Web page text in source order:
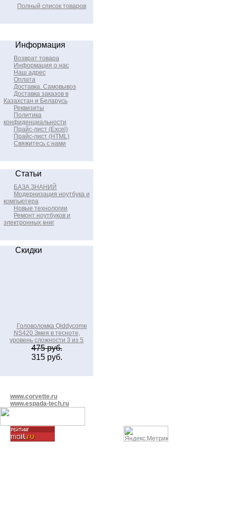
Полный список товаров
Информация
Возврат товара
Информация о нас
Наш адрес
Оплата
Доставка. Самовывоз
Доставка заказов в
Казахстан и Беларусь
Реквизиты
Политика
конфиденциальности
Прайс-лист (Excel)
Прайс-лист (HTML)
Свяжитесь с нами
Статьи
БАЗА ЗНАНИЙ
Модернизация ноутбука и
компьютера
Новые технологии
Ремонт ноутбуков и
электронных книг
Скидки
Головоломка Qiddycome
NS420 Змея в тесноте,
уровень сложности 3 из 5
475 руб.
315 руб.
www.corvette.ru
www.espada-tech.ru